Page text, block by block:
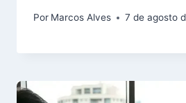
Por Marcos Alves 7 de agosto